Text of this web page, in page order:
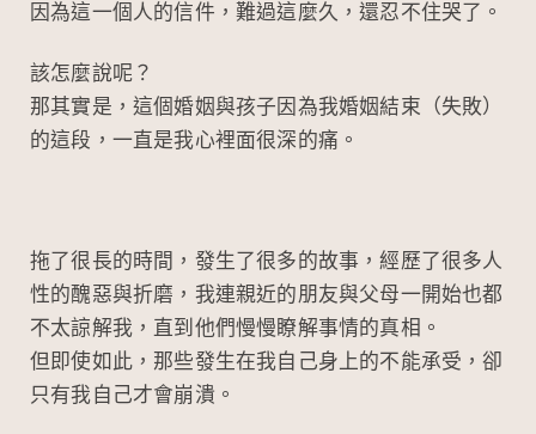
因為這一個人的信件，難過這麼久，還忍不住哭了。
該怎麼說呢？
那其實是，這個婚姻與孩子因為我婚姻結束（失敗）
的這段，一直是我心裡面很深的痛。
拖了很長的時間，發生了很多的故事，經歷了很多人
性的醜惡與折磨，我連親近的朋友與父母一開始也都
不太諒解我，直到他們慢慢瞭解事情的真相。
但即使如此，那些發生在我自己身上的不能承受，卻
只有我自己才會崩潰。